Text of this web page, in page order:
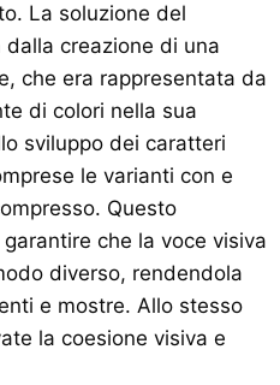
La soluzione del
creazione di una
che era rappresentata da
di colori nella sua
sviluppo dei caratteri
le varianti con e
Questo
che la voce visiva
diverso, rendendola
e mostre. Allo stesso
la coesione visiva e